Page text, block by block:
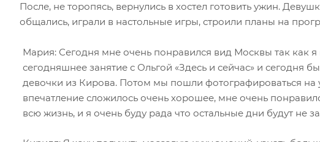
После, не торопясь, вернулись в хостел готовить ужин.
общались, играли в настольные игры, строили планы на
Мария: Сегодня мне очень понравился вид Москвы так как
сегодняшнее занятие с Ольгой «Здесь и сейчас» и сегодня
девочки из Кирова. Потом мы пошли фотографироваться на
впечатление сложилось очень хорошее, мне очень
всю жизнь, и я очень буду рада что остальные дни будут не